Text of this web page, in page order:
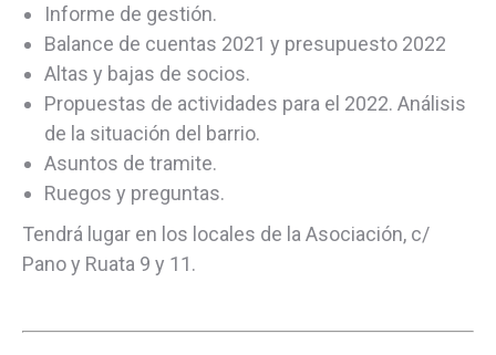
Informe de gestión.
Balance de cuentas 2021 y presupuesto 2022
Altas y bajas de socios.
Propuestas de actividades para el 2022. Análisis
de la situación del barrio.
Asuntos de tramite.
Ruegos y preguntas.
Tendrá lugar en los locales de la Asociación, c/
Pano y Ruata 9 y 11.